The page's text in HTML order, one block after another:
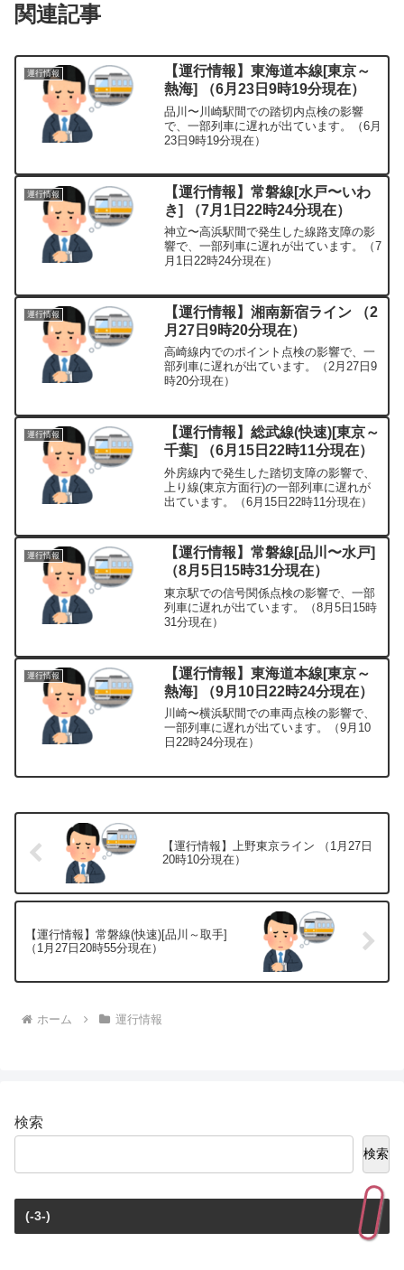
関連記事
運行情報
【運行情報】東海道本線[東京～
熱海] （6月23日9時19分現在）
品川〜川崎駅間での踏切内点検の影響
で、一部列車に遅れが出ています。（6月
23日9時19分現在）
運行情報
【運行情報】常磐線[水戸〜いわ
き] （7月1日22時24分現在）
神立〜高浜駅間で発生した線路支障の影
響で、一部列車に遅れが出ています。（7
月1日22時24分現在）
運行情報
【運行情報】湘南新宿ライン （2
月27日9時20分現在）
高崎線内でのポイント点検の影響で、一
部列車に遅れが出ています。（2月27日9
時20分現在）
運行情報
【運行情報】総武線(快速)[東京～
千葉] （6月15日22時11分現在）
外房線内で発生した踏切支障の影響で、
上り線(東京方面行)の一部列車に遅れが
出ています。（6月15日22時11分現在）
運行情報
【運行情報】常磐線[品川〜水戸]
（8月5日15時31分現在）
東京駅での信号関係点検の影響で、一部
列車に遅れが出ています。（8月5日15時
31分現在）
運行情報
【運行情報】東海道本線[東京～
熱海] （9月10日22時24分現在）
川崎〜横浜駅間での車両点検の影響で、
一部列車に遅れが出ています。（9月10
日22時24分現在）
【運行情報】上野東京ライン （1月27日
20時10分現在）
【運行情報】常磐線(快速)[品川～取手]
（1月27日20時55分現在）
ホーム 運行情報
検索
検索
(-3-)